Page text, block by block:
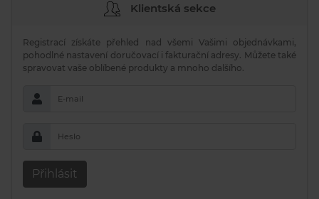
Klientská sekce
Registrací získáte přehled nad všemi Vašimi objednávkami,
pohodlné nastavení doručovací i fakturační adresy. Můžete také
spravovat vaše oblíbené produkty a mnoho dalšího.
E-mail
Heslo
Přihlásit